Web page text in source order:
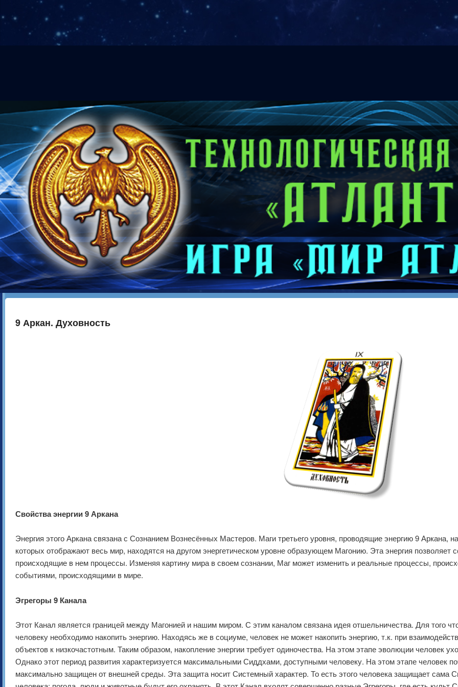
9 Аркан. Духовность
Свойства энергии 9 Аркана
Энергия этого Аркана связана с Сознанием Вознесённых Мастеров. Маги третьего уровня, проводящие энергию 9 Аркана,
которых отображают весь мир, находятся на другом энергетическом уровне образующем Магонию. Эта энергия
происходящие в нем процессы. Изменяя картину мира в своем сознании, Маг может изменить и реальные процессы,
событиями, происходящими в мире.
Эгрегоры 9 Канала
Этот Канал является границей между Магонией и нашим миром. С этим каналом связана идея отшельничества. Для того
человеку необходимо накопить энергию. Находясь же в социуме, человек не может накопить энергию, т.к. при
объектов к низкочастотным. Таким образом, накопление энергии требует одиночества. На этом этапе эволюции человек
Однако этот период развития характеризуется максимальными Сиддхами, доступными человеку. На этом этапе человек
максимально защищен от внешней среды. Эта защита носит Системный характер. То есть этого человека защищает